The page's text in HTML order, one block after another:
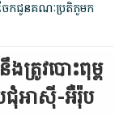
ចែកជូន​គណៈប្រតិភូ​មក​
ត្រូវ​បោះពុម្ព​
ជុំ​អាស៊ី-អឺរ៉ុប